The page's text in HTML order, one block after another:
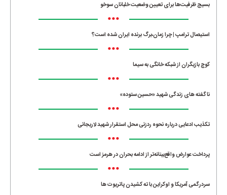
بسیج ظرفیت‌ها برای تعیین وضعیت خلبانان سوخو
•••
استیصال ترامپ | چرا زمان،برگ برنده ایران شده است؟
•••
کوچ بازیگران از شبکه خانگی به سیما
•••
ناگفته های زندگی شهید «حسین ستوده»
•••
تکذیب ادعایی درباره نحوه ردزنی محل استقرار شهید لاریجانی
•••
پرداخت عوارض واقع‌بینانه‌تر از ادامه بحران در هرمز است
•••
سردرگمی آمریکا و اوکراین با ته کشیدن پاتریوت ها